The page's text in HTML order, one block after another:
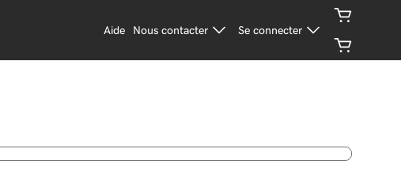
Aide Nous contacter Se connecter